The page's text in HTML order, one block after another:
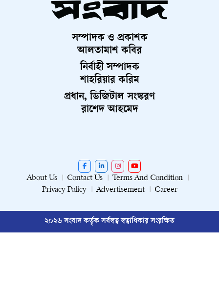
সম্পাদক ও প্রকাশক
আলতামাশ কবির
নির্বাহী সম্পাদক
শাহরিয়ার করিম
প্রধান, ডিজিটাল সংস্করণ
রাশেদ আহমেদ
About Us Contact Us
Terms And Condition
Privacy Policy
Advertisement Career
২০২৬ সংবাদ কর্তৃক সর্বস্বত্ব স্বত্বাধিকার সংরক্ষিত